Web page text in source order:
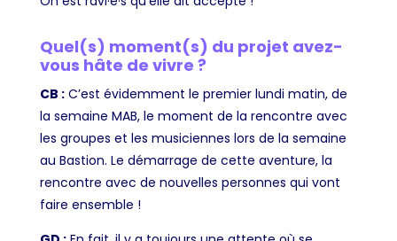
Quel(s) moment(s) du projet avez-
vous hâte de vivre ?
CB :C’est évidemment le premier lundi matin, de
la semaine MAB, le moment de la rencontre avec
les groupes et les musiciennes lors de la semaine
au Bastion. Le démarrage de cette aventure, la
rencontre avec de nouvelles personnes qui vont
faire ensemble !